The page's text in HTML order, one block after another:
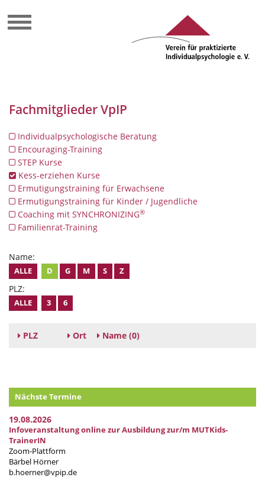
Fachmitglieder VpIP
Individualpsychologische Beratung
Encouraging-Training
STEP Kurse
Kess-erziehen Kurse
Ermutigungstraining für Erwachsene
Ermutigungstraining für Kinder / Jugendliche
Coaching mit SYNCHRONIZING®
Familienrat-Training
Name:
ALLE D G M S Z
PLZ:
ALLE 3 6
PLZ Ort Name (0)
Nächste Termine
19.08.2026
Infoveranstaltung online zur Ausbildung zur/m MUTKids-
TrainerIN
Zoom-Plattform
Bärbel Hörner
b.hoerner@vpip.de